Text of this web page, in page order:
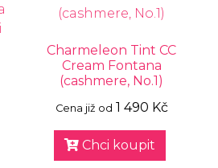
Charmeleon Tint CC
Cream Fontana
(cashmere, No.1)
Cena již od 1 490 Kč
Chci koupit